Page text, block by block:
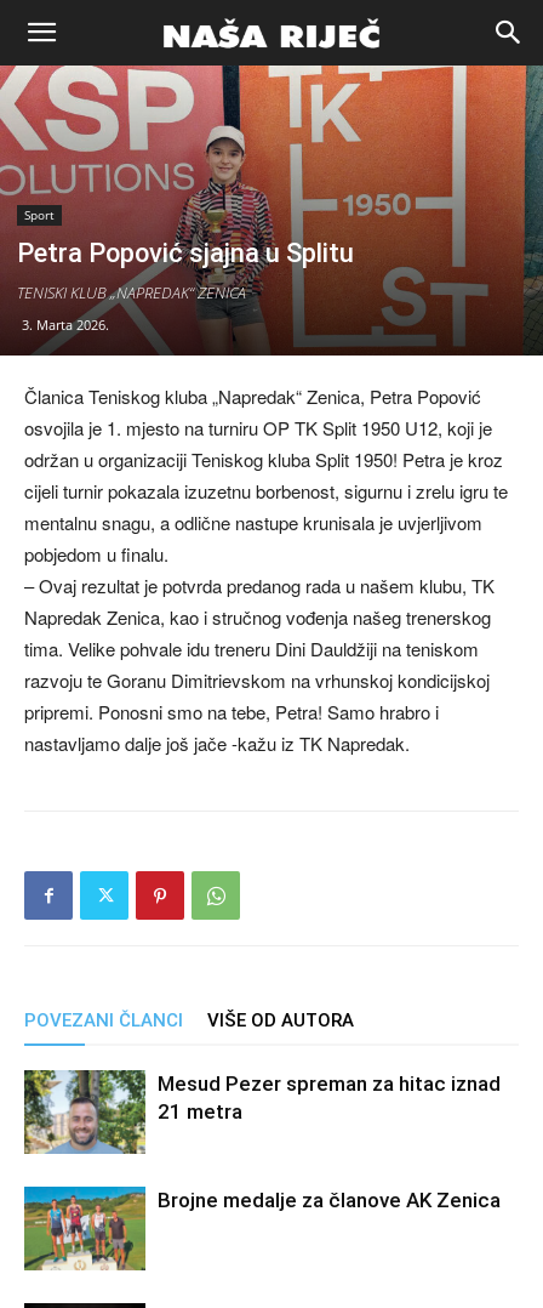
Naša
riječ
Zenica
Sport
Petra Popović sjajna u Splitu
TENISKI KLUB „NAPREDAK“ ZENICA
3. Marta 2026.
Članica Teniskog kluba „Napredak“ Zenica, Petra Popović
osvojila je 1. mjesto na turniru OP TK Split 1950 U12, koji je
održan u organizaciji Teniskog kluba Split 1950! Petra je kroz
cijeli turnir pokazala izuzetnu borbenost, sigurnu i zrelu igru te
mentalnu snagu, a odlične nastupe krunisala je uvjerljivom
pobjedom u finalu.
– Ovaj rezultat je potvrda predanog rada u našem klubu, TK
Napredak Zenica, kao i stručnog vođenja našeg trenerskog
tima. Velike pohvale idu treneru Dini Dauldžiji na teniskom
razvoju te Goranu Dimitrievskom na vrhunskoj kondicijskoj
pripremi. Ponosni smo na tebe, Petra! Samo hrabro i
nastavljamo dalje još jače -kažu iz TK Napredak.
POVEZANI ČLANCI VIŠE OD AUTORA
Mesud Pezer spreman za hitac iznad
21 metra
Brojne medalje za članove AK Zenica